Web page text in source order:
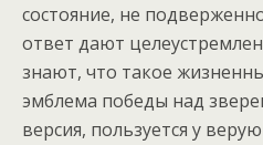
состояние, не
ответ дают
знают, что такое
эмблема победы над
версия, пользуется у